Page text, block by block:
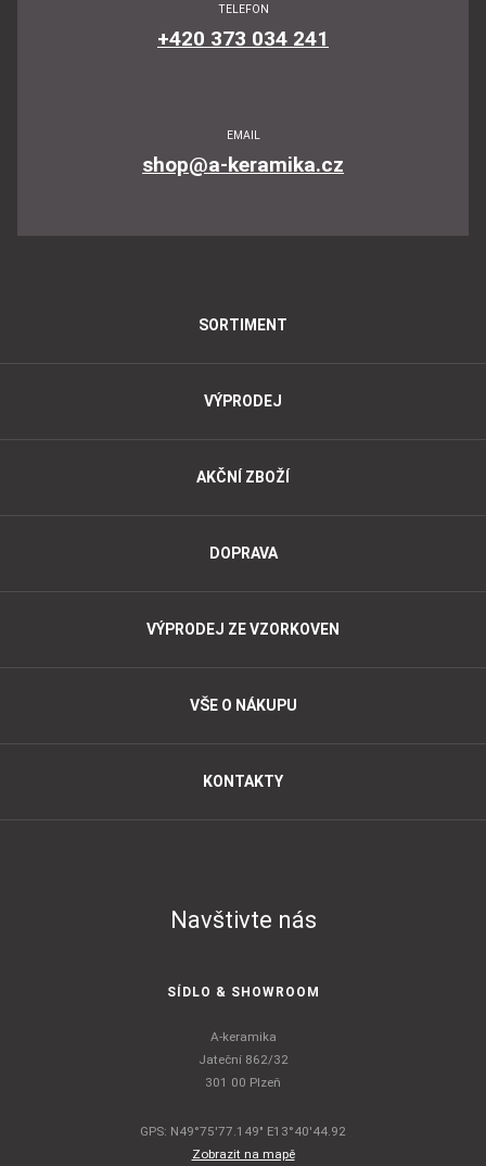
TELEFON
+420 373 034 241
EMAIL
shop@a-keramika.cz
SORTIMENT
VÝPRODEJ
AKČNÍ ZBOŽÍ
DOPRAVA
VÝPRODEJ ZE VZORKOVEN
VŠE O NÁKUPU
KONTAKTY
Navštivte nás
SÍDLO & SHOWROOM
A-keramika
Jateční 862/32
301 00 Plzeň
GPS: N49°75'77.149" E13°40'44.92
Zobrazit na mapě